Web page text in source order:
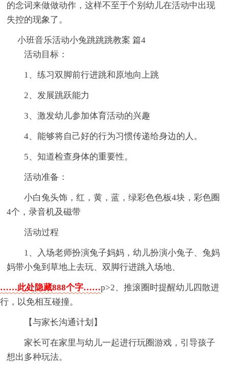
的念词来做做动作，这样不至于个别幼儿在活动中出现
失控的现象了。
小班音乐活动小兔跳跳跳教案 篇4
活动目标：
1、练习双脚前行进跳和原地向上跳
2、发展跳跃能力
3、激发幼儿参加体育活动的兴趣
4、能够将自己好的行为习惯传递给身边的人。
5、知道检查身体的重要性。
活动准备：
小白兔头饰，红，黄，蓝，绿彩色色板4块，彩色圈
4个，录音机及磁带
活动过程
1、入场老师扮演兔子妈妈，幼儿扮演小兔子、兔妈
妈带小兔到草地上去玩、双脚行进跳入场地、
……此处隐藏888个字……p>2、推滚圈时提醒幼儿四散进
行，以免相互碰撞。
【与家长沟通计划】
家长可在家里与幼儿一起进行玩圈游戏，引导孩子
想出多种玩法。